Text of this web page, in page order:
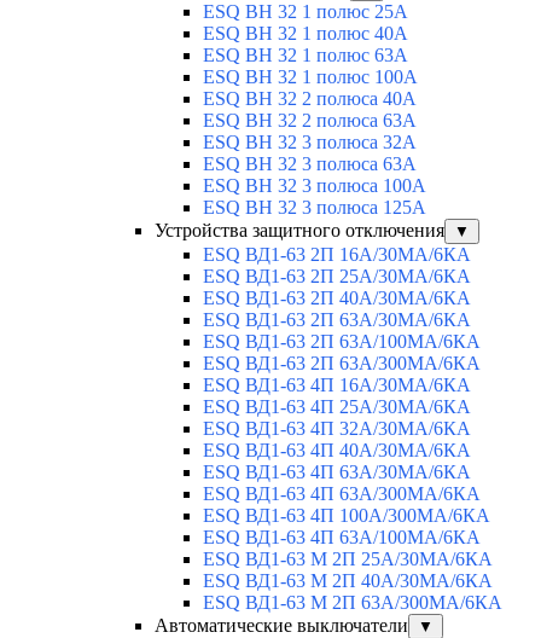
ESQ ВН 32 1 полюс 25А
ESQ ВН 32 1 полюс 40А
ESQ ВН 32 1 полюс 63А
ESQ ВН 32 1 полюс 100A
ESQ ВН 32 2 полюса 40А
ESQ ВН 32 2 полюса 63А
ESQ ВН 32 3 полюса 32А
ESQ ВН 32 3 полюса 63А
ESQ ВН 32 3 полюса 100А
ESQ ВН 32 3 полюса 125А
Устройства защитного отключения
▼
ESQ ВД1-63 2П 16А/30МА/6КА
ESQ ВД1-63 2П 25А/30МА/6КА
ESQ ВД1-63 2П 40А/30МА/6КА
ESQ ВД1-63 2П 63А/30МА/6КА
ESQ ВД1-63 2П 63А/100МА/6КА
ESQ ВД1-63 2П 63А/300МА/6КА
ESQ ВД1-63 4П 16А/30МА/6КА
ESQ ВД1-63 4П 25А/30МА/6КА
ESQ ВД1-63 4П 32А/30МА/6КА
ESQ ВД1-63 4П 40А/30МА/6КА
ESQ ВД1-63 4П 63А/30МА/6КА
ESQ ВД1-63 4П 63А/300МА/6КА
ESQ ВД1-63 4П 100А/300МА/6КА
ESQ ВД1-63 4П 63А/100MA/6КА
ESQ ВД1-63 M 2П 25А/30МА/6КА
ESQ ВД1-63 M 2П 40А/30МА/6КА
ESQ ВД1-63 M 2П 63А/300МА/6КА
Автоматические выключатели
▼